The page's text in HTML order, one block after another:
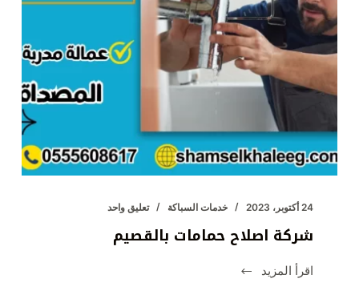
24 أكتوبر، 2023 خدمات السباكة تعليق واحد
شركة اصلاح حمامات بالقصيم
اقرأ المزيد
شركة